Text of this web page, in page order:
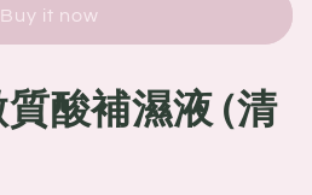
Buy it now
酸補濕液 (清